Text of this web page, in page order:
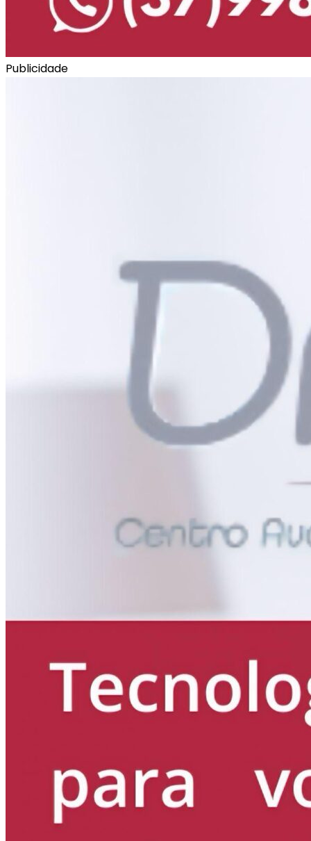
Publicidade